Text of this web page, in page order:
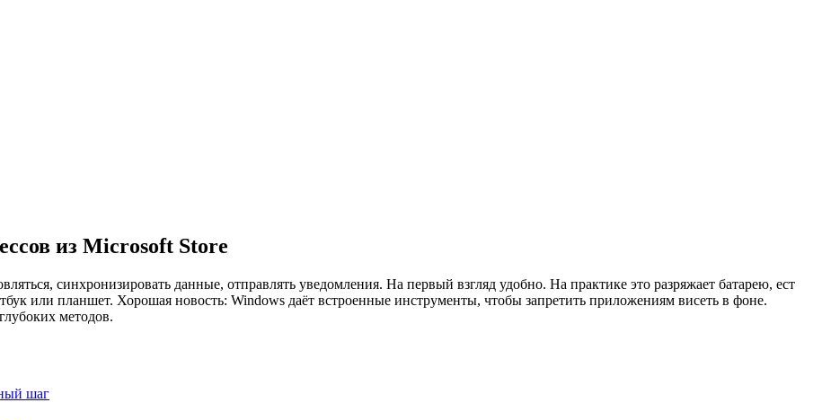
из Microsoft Store
синхронизировать данные, отправлять уведомления. На первый взгляд удобно. На практике это разряжает батарею, ест
или планшет. Хорошая новость: Windows даёт встроенные инструменты, чтобы запретить приложениям висеть в фоне.
методов.
шаг